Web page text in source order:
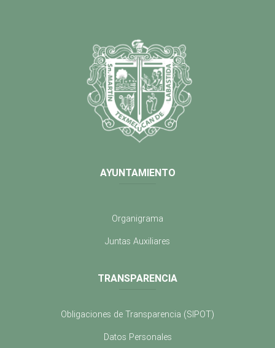
AYUNTAMIENTO
Organigrama
Juntas Auxiliares
TRANSPARENCIA
Obligaciones de Transparencia (SIPOT)
Datos Personales